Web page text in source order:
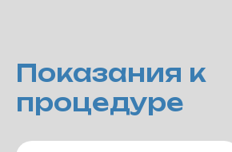
Показания к
процедуре